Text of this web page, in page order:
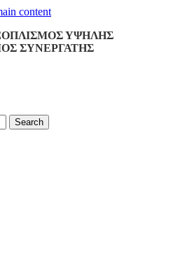
content
ΥΨΗΛΗΣ
ΣΥΝΕΡΓΑΤΗΣ
Search